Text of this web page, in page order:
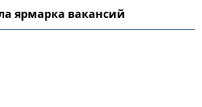
ярмарка вакансий